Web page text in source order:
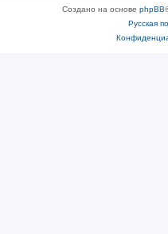
Создано на основе phpBB
Русская